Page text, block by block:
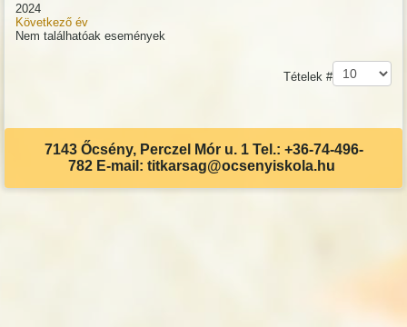
2024
Következő év
Nem találhatóak események
Tételek #
7143 Őcsény, Perczel Mór u. 1 Tel.: +36-74-496-
782 E-mail: titkarsag@ocsenyiskola.hu